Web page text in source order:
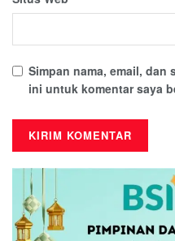
Simpan nama, email, dan
ini untuk komentar saya